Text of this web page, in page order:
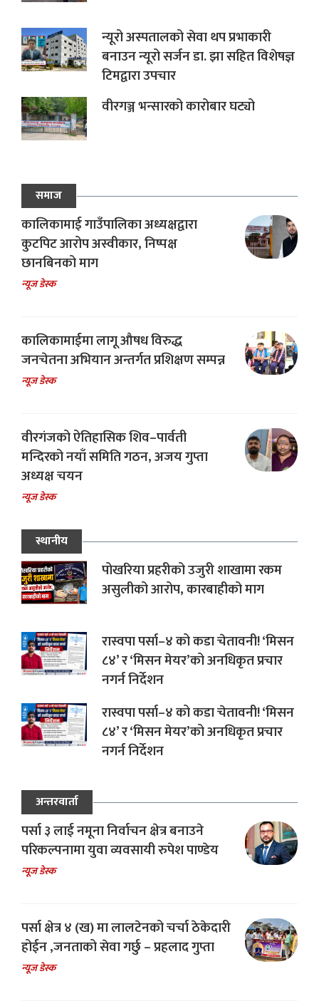
न्यूरो अस्पतालको सेवा थप प्रभाकारी
बनाउन न्यूरो सर्जन डा. झा सहित विशेषज्ञ
टिमद्वारा उपचार
वीरगञ्ज भन्सारको कारोबार घट्यो
समाज
कालिकामाई गाउँपालिका अध्यक्षद्वारा
कुटपिट आरोप अस्वीकार, निष्पक्ष
छानबिनको माग
न्यूज डेस्क
कालिकामाईमा लागू औषध विरुद्ध
जनचेतना अभियान अन्तर्गत प्रशिक्षण सम्पन्न
न्यूज डेस्क
वीरगंजको ऐतिहासिक शिव–पार्वती
मन्दिरको नयाँ समिति गठन, अजय गुप्ता
अध्यक्ष चयन
न्यूज डेस्क
स्थानीय
पोखरिया प्रहरीको उजुरी शाखामा रकम
असुलीको आरोप, कारबाहीको माग
रास्वपा पर्सा–४ को कडा चेतावनी! ‘मिसन
८४’ र ‘मिसन मेयर’को अनधिकृत प्रचार
नगर्न निर्देशन
रास्वपा पर्सा–४ को कडा चेतावनी! ‘मिसन
८४’ र ‘मिसन मेयर’को अनधिकृत प्रचार
नगर्न निर्देशन
अन्तरवार्ता
पर्सा ३ लाई नमूना निर्वाचन क्षेत्र बनाउने
परिकल्पनामा युवा व्यवसायी रुपेश पाण्डेय
न्यूज डेस्क
पर्सा क्षेत्र ४ (ख) मा लालटेनको चर्चा ठेकेदारी
होईन ,जनताको सेवा गर्छु – प्रहलाद गुप्ता
न्यूज डेस्क